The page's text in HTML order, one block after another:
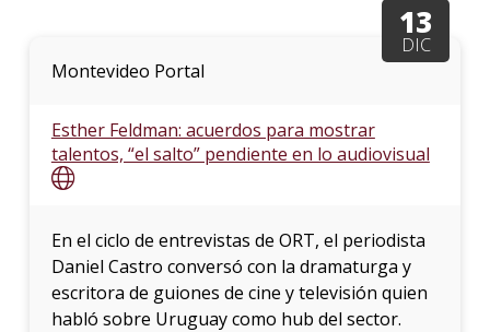
13
DIC
Montevideo Portal
Esther Feldman: acuerdos para mostrar
talentos, “el salto” pendiente en lo audiovisual
En el ciclo de entrevistas de ORT, el periodista
Daniel Castro conversó con la dramaturga y
escritora de guiones de cine y televisión quien
habló sobre Uruguay como hub del sector.